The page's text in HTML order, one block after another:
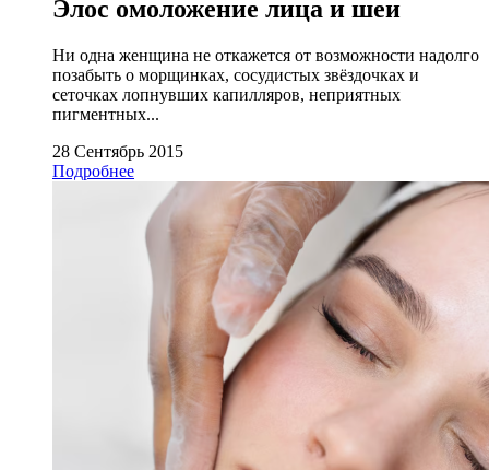
Элос омоложение лица и шеи
Ни одна женщина не откажется от возможности надолго
позабыть о морщинках, сосудистых звёздочках и
сеточках лопнувших капилляров, неприятных
пигментных...
28 Сентябрь 2015
Подробнее